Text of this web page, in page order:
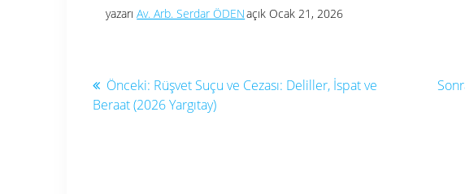
yazarıAv. Arb. Serdar ÖDENaçık Ocak 21, 2026
Yazı
gezinmesi
Önceki: Önceki
yazı:
Rüşvet Suçu ve Cezası: Deliller, İspat ve
Beraat (2026 Yargıtay)